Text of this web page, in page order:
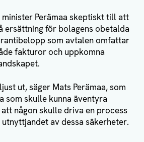
Perämaa skeptiskt till att
ersättning för bolagens obetalda
som avtalen omfattar
fakturor och uppkomna
ut, säger Mats Perämaa, som
som skulle kunna äventyra
någon skulle driva en process
av dessa säkerheter.